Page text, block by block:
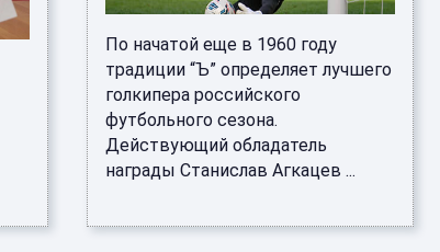
По начатой еще в 1960 году
традиции “Ъ” определяет лучшего
голкипера российского
футбольного сезона.
Действующий обладатель
награды Станислав Агкацев ...